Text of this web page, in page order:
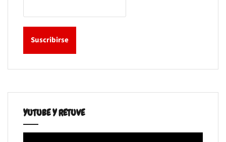
YUTUBE Y RETUVE